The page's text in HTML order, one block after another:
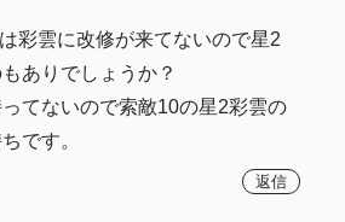
彩雲に改修が来てないので星2
ありでしょうか？
てないので索敵10の星2彩雲の
です。
返信